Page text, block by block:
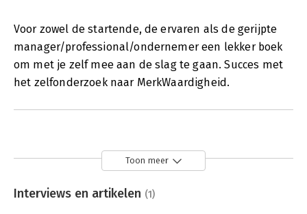
Voor zowel de startende, de ervaren als de gerijpte
manager/professional/ondernemer een lekker boek
om met je zelf mee aan de slag te gaan. Succes met
het zelfonderzoek naar MerkWaardigheid.
Toon meer
Interviews en artikelen (1)